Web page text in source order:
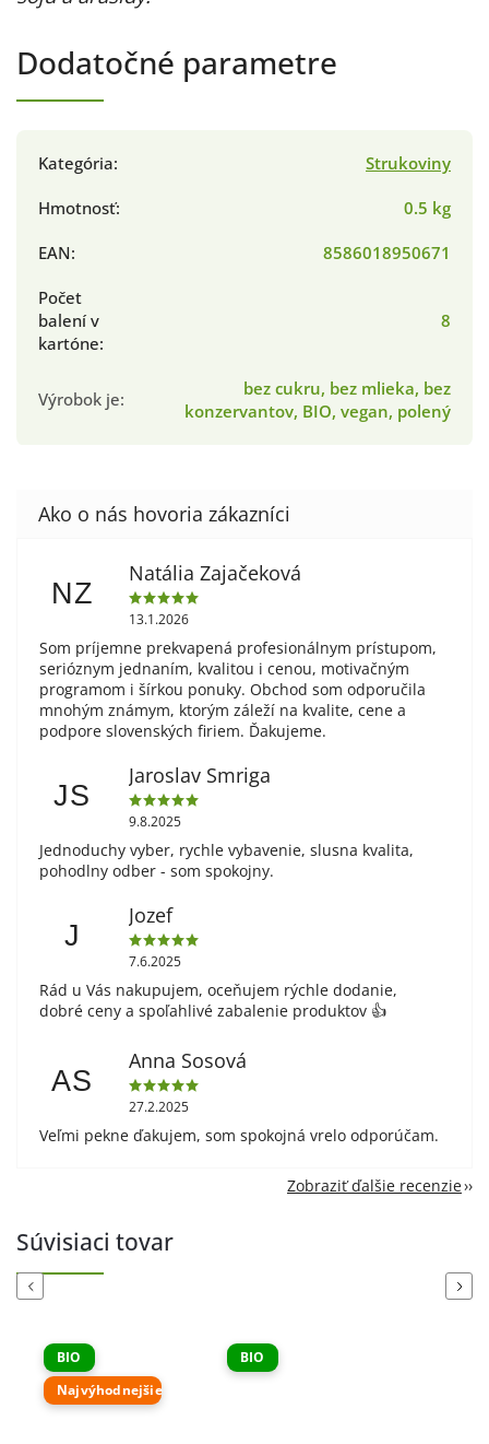
Dodatočné parametre
Kategória:
Strukoviny
Hmotnosť:
0.5 kg
EAN:
8586018950671
Počet
balení v
kartóne:
8
Výrobok je:
bez cukru, bez mlieka, bez
konzervantov, BIO, vegan, polený
NZ
Natália Zajačeková
13.1.2026
Som príjemne prekvapená profesionálnym prístupom,
serióznym jednaním, kvalitou i cenou, motivačným
programom i šírkou ponuky. Obchod som odporučila
mnohým známym, ktorým záleží na kvalite, cene a
podpore slovenských firiem. Ďakujeme.
JS
Jaroslav Smriga
9.8.2025
Jednoduchy vyber, rychle vybavenie, slusna kvalita,
pohodlny odber - som spokojny.
J
Jozef
7.6.2025
Rád u Vás nakupujem, oceňujem rýchle dodanie,
dobré ceny a spoľahlivé zabalenie produktov 👍
AS
Anna Sosová
27.2.2025
Veľmi pekne ďakujem, som spokojná vrelo odporúčam.
Zobraziť ďalšie recenzie
Súvisiaci tovar
Previous
BIO
Najvýhodnejšie
BIO
Next